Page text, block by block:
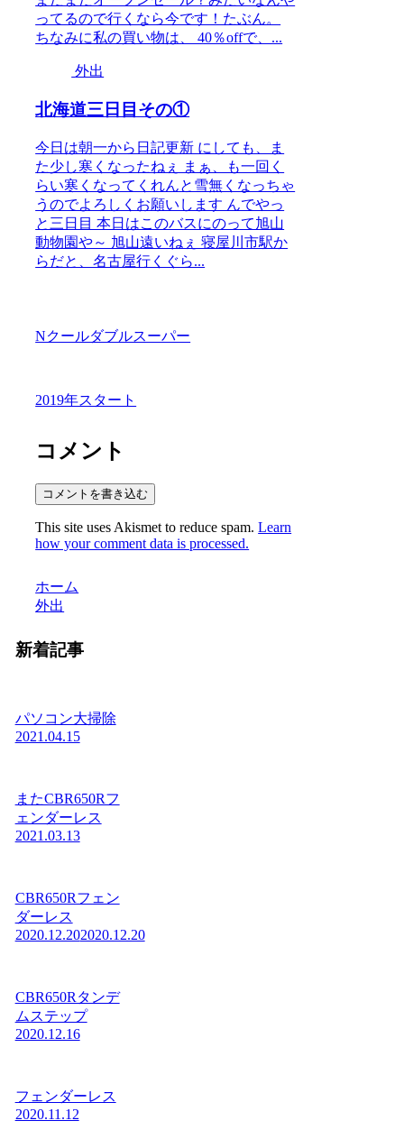
ってるので行くなら今です！たぶん。
ちなみに私の買い物は、 40％offで、...
外出
北海道三日目その①
今日は朝一から日記更新 にしても、ま
た少し寒くなったねぇ まぁ、も一回く
らい寒くなってくれんと雪無くなっちゃ
うのでよろしくお願いします んでやっ
と三日目 本日はこのバスにのって旭山
動物園や～ 旭山遠いねぇ 寝屋川市駅か
らだと、名古屋行くぐら...
Nクールダブルスーパー
2019年スタート
コメント
コメントを書き込む
This site uses Akismet to reduce spam.Learn
how your comment data is processed.
ホーム
外出
新着記事
パソコン大掃除
2021.04.15
またCBR650Rフ
ェンダーレス
2021.03.13
CBR650Rフェン
ダーレス
2020.12.202020.12.20
CBR650Rタンデ
ムステップ
2020.12.16
フェンダーレス
2020.11.12